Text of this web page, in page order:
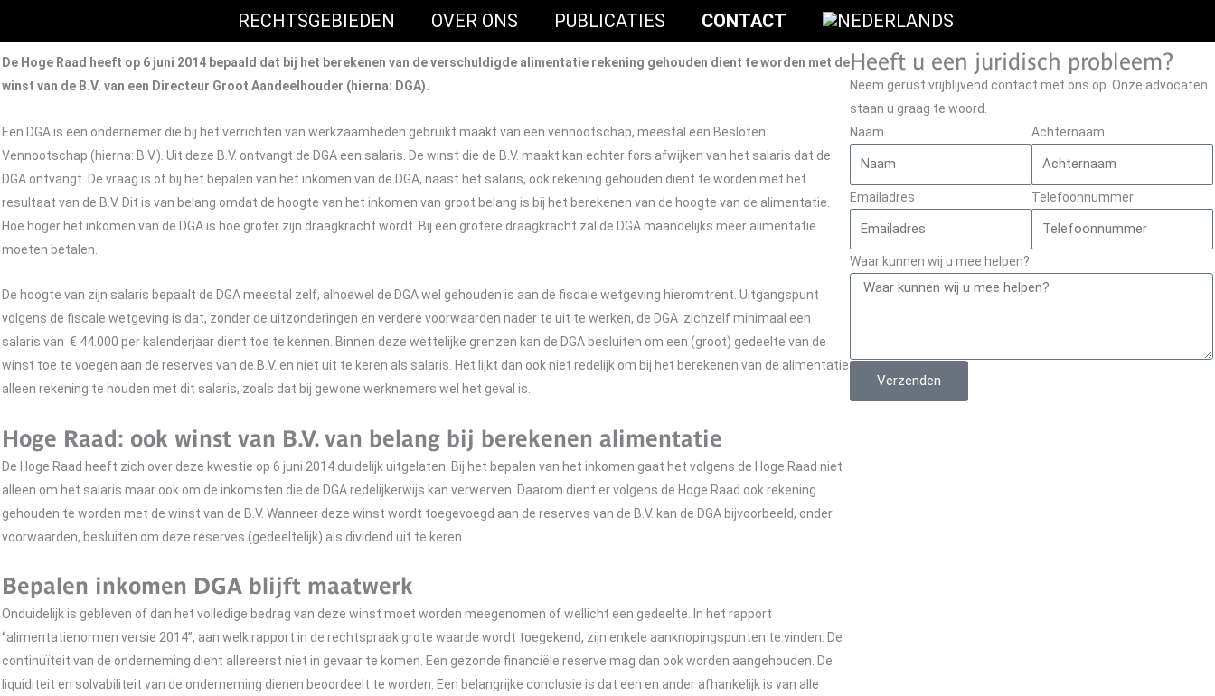
RECHTSGEBIEDEN OVER ONS PUBLICATIES CONTACT
De Hoge Raad heeft op 6 juni 2014 bepaald dat bij het berekenen van de verschuldigde alimentatie rekening gehouden dient te worden met de
winst van de B.V. van een Directeur Groot Aandeelhouder (hierna: DGA).
Een DGA is een ondernemer die bij het verrichten van werkzaamheden gebruikt maakt van een vennootschap, meestal een Besloten
Vennootschap (hierna: B.V.). Uit deze B.V. ontvangt de DGA een salaris. De winst die de B.V. maakt kan echter fors afwijken van het salaris dat de
DGA ontvangt. De vraag is of bij het bepalen van het inkomen van de DGA, naast het salaris, ook rekening gehouden dient te worden met het
resultaat van de B.V. Dit is van belang omdat de hoogte van het inkomen van groot belang is bij het berekenen van de hoogte van de alimentatie.
Hoe hoger het inkomen van de DGA is hoe groter zijn draagkracht wordt. Bij een grotere draagkracht zal de DGA maandelijks meer alimentatie
moeten betalen.
De hoogte van zijn salaris bepaalt de DGA meestal zelf, alhoewel de DGA wel gehouden is aan de fiscale wetgeving hieromtrent. Uitgangspunt
volgens de fiscale wetgeving is dat, zonder de uitzonderingen en verdere voorwaarden nader te uit te werken, de DGA zichzelf minimaal een
salaris van € 44.000 per kalenderjaar dient toe te kennen. Binnen deze wettelijke grenzen kan de DGA besluiten om een (groot) gedeelte van de
winst toe te voegen aan de reserves van de B.V. en niet uit te keren als salaris. Het lijkt dan ook niet redelijk om bij het berekenen van de alimentatie
alleen rekening te houden met dit salaris, zoals dat bij gewone werknemers wel het geval is.
Hoge Raad: ook winst van B.V. van belang bij berekenen alimentatie
De Hoge Raad heeft zich over deze kwestie op 6 juni 2014 duidelijk uitgelaten. Bij het bepalen van het inkomen gaat het volgens de Hoge Raad niet
alleen om het salaris maar ook om de inkomsten die de DGA redelijkerwijs kan verwerven. Daarom dient er volgens de Hoge Raad ook rekening
gehouden te worden met de winst van de B.V. Wanneer deze winst wordt toegevoegd aan de reserves van de B.V. kan de DGA bijvoorbeeld, onder
voorwaarden, besluiten om deze reserves (gedeeltelijk) als dividend uit te keren.
Bepalen inkomen DGA blijft maatwerk
Onduidelijk is gebleven of dan het volledige bedrag van deze winst moet worden meegenomen of wellicht een gedeelte. In het rapport
‘’alimentatienormen versie 2014’’, aan welk rapport in de rechtspraak grote waarde wordt toegekend, zijn enkele aanknopingspunten te vinden. De
continuïteit van de onderneming dient allereerst niet in gevaar te komen. Een gezonde financiële reserve mag dan ook worden aangehouden. De
liquiditeit en solvabiliteit van de onderneming dienen beoordeelt te worden. Een belangrijke conclusie is dat een en ander afhankelijk is van alle
Heeft u een juridisch probleem?
Neem gerust vrijblijvend contact met ons op. Onze advocaten
staan u graag te woord.
Naam
Achternaam
Emailadres Telefoonnummer
Waar kunnen wij u mee helpen?
Verzenden